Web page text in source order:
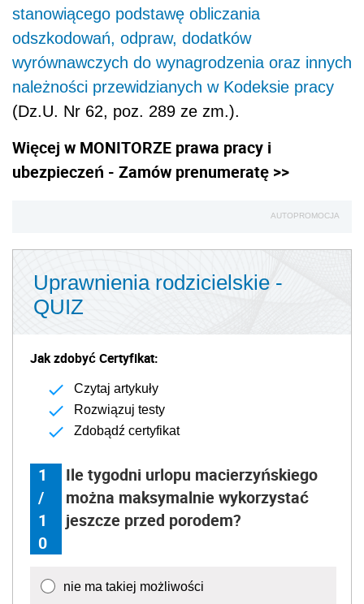
stanowiącego podstawę obliczania
odszkodowań, odpraw, dodatków
wyrównawczych do wynagrodzenia oraz innych
należności przewidzianych w Kodeksie pracy
(Dz.U. Nr 62, poz. 289 ze zm.).
Więcej w MONITORZE prawa pracy i
ubezpieczeń - Zamów prenumeratę >>
AUTOPROMOCJA
Uprawnienia rodzicielskie -
QUIZ
Jak zdobyć Certyfikat:
Czytaj artykuły
Rozwiązuj testy
Zdobądź certyfikat
1
/
1
0
Ile tygodni urlopu macierzyńskiego
można maksymalnie wykorzystać
jeszcze przed porodem?
nie ma takiej możliwości